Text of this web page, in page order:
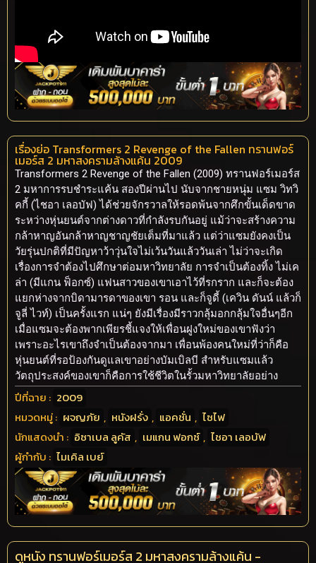
เรื่องย่อ Transformers 2 Revenge of the Fallen ทรานฟอร์
เมอร์ส 2 มหาสงครามล้างแค้น 2009
Transformers 2 Revenge of the Fallen (2009) ทรานฟอร์เมอร์ส
2 มหาการรบชำระแค้น สองปีผ่านไป นับจากชายหนุ่ม แซม วิทวิ
คกี้ (ไชอา เลอบัฟ) ได้ช่วยจักรวาลให้รอดพ้นจากศึกขั้นเด็ดขาด
ระหว่างหุ่นยนต์จากต่างดาวที่กำลังรบกันอยู่ แม้ว่าจะสร้างความ
กล้าหาญอันกล้าหาญชาญชัยเต็มที่มาแล้ว แต่ว่าแซมยังคงเป็น
วัยรุ่นปกติที่มีปัญหาว้าวุ่นใจไม่เว้นวันแล้ววันเล่า ไม่ว่าจะเกิด
เรื่องการจำต้องไปศึกษาต่อมหาวิทยาลัย การจำเป็นต้องทิ้ง ไม่เค
ล่า (มีแกน ฟ็อกซ์) แฟนสาวของเขาเอาไว้ที่รกราก และก็จะต้อง
แยกห่างจากบิดามารดาของเขา รอน และก็จูดี้ (เควิน ดันน์ แล้วก็
จูลี่ ไวท์) เป็นครั้งแรก แน่ๆ ยังมีเรื่องมีราวกลุ้มอกกลุ้มใจอื่นๆอีก
เมื่อแซมจะต้องพากเพียรชี้แจงให้เพื่อนฝูงใหม่ของเขาฟังว่า
เพราะอะไรเขาถึงจำเป็นต้องจากมา เพื่อนพ้องคนใหม่ที่ว่าก็คือ
หุ่นยนต์ที่รอป้องกันดูแลเขาอย่างบัมเบิลบี สำหรับแซมแล้ว
วัตถุประสงค์ของเขาก็คือการใช้ชีวิตในรั้วมหาวิทยาลัยอย่าง
ปีที่ฉาย : 2009
หมวดหมู่ : ผจญภัย , หนังฝรั่ง , แอคชั่น , ไซไฟ
นักแสดงนำ : อิซาเบล ลูคัส , เมแกน ฟอกซ์ , ไชอา เลอบัฟ
ผู้กำกับ : ไมเคิล เบย์
ดูหนัง ทรานฟอร์เมอร์ส 2 มหาสงครามล้างแค้น -